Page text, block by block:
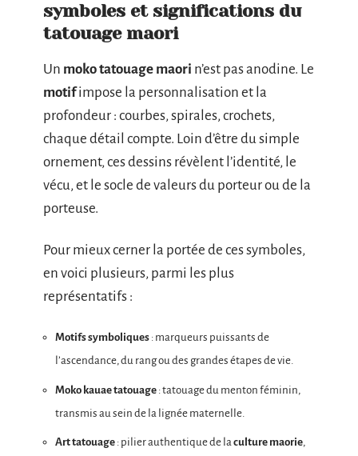
symboles et significations du
tatouage maori
Un moko tatouage maori n’est pas anodine. Le
motifimpose la personnalisation et la
profondeur : courbes, spirales, crochets,
chaque détail compte. Loin d’être du simple
ornement, ces dessins révèlent l’identité, le
vécu, et le socle de valeurs du porteur ou de la
porteuse.
Pour mieux cerner la portée de ces symboles,
en voici plusieurs, parmi les plus
représentatifs :
Motifs symboliques : marqueurs puissants de
l’ascendance, du rang ou des grandes étapes de vie.
Moko kauae tatouage : tatouage du menton féminin,
transmis au sein de la lignée maternelle.
Art tatouage : pilier authentique de laculture maorie,